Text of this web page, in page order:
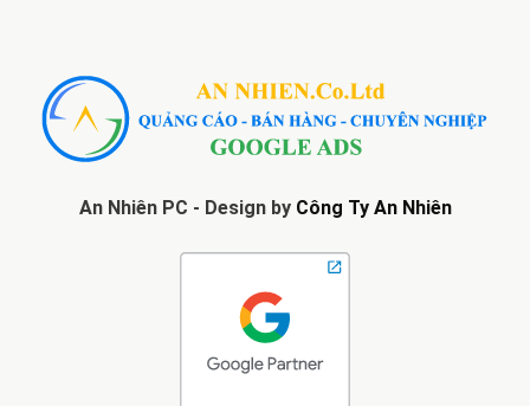
An Nhiên PC - Design by Công Ty An Nhiên